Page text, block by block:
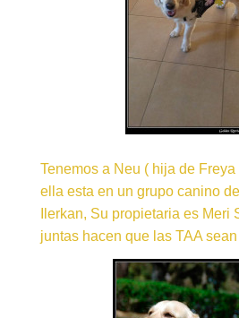
Tenemos a Neu ( hija de Freya
ella esta en un grupo canino
Ilerkan, Su propietaria es Meri
juntas hacen que las TAA